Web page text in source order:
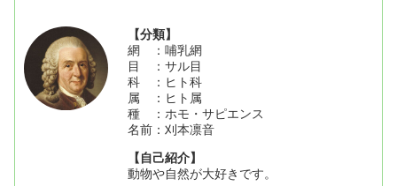
【分類】
網 ：哺乳網
目 ：サル目
科 ：ヒト科
属 ：ヒト属
種 ：ホモ・サピエンス
名前：刈本凛音
【自己紹介】
動物や自然が大好きです。